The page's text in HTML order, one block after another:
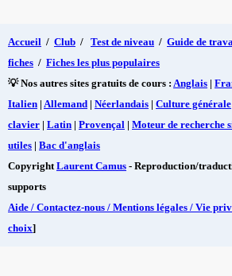
Accueil / Club / Test de niveau / Guide de
fiches / Fiches les plus populaires
💡 Nos autres sites gratuits de cours : Anglais |
Italien | Allemand | Néerlandais | Culture générale
clavier | Latin | Provençal | Moteur de recherche
utiles | Bac d'anglais
CopyrightLaurent Camus - Reproduction/
supports
Aide / Contactez-nous / Mentions légales / Vie
choix]